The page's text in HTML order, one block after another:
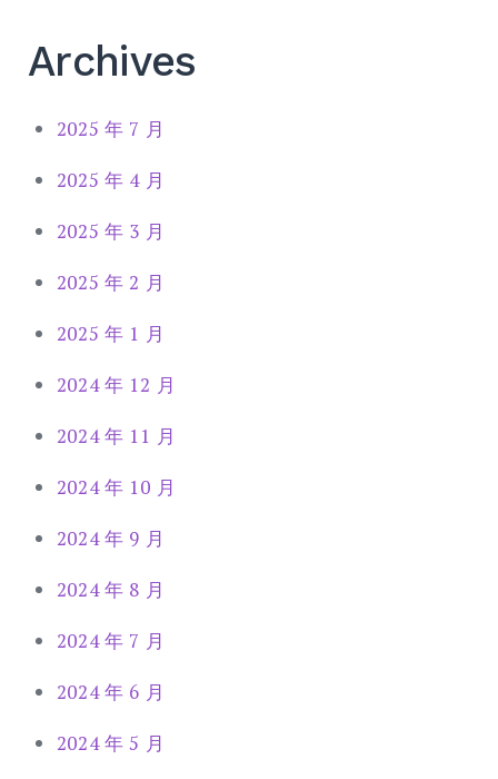
Archives
2025 年 7 月
2025 年 4 月
2025 年 3 月
2025 年 2 月
2025 年 1 月
2024 年 12 月
2024 年 11 月
2024 年 10 月
2024 年 9 月
2024 年 8 月
2024 年 7 月
2024 年 6 月
2024 年 5 月